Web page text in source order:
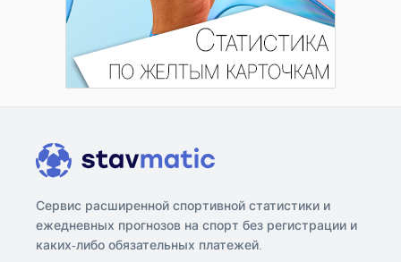
Сервис расширенной спортивной статистики и
ежедневных прогнозов на спорт без регистрации и
каких-либо обязательных платежей.